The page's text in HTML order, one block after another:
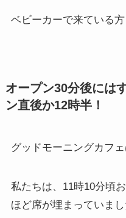
ベビーカーで来ている
オープン30分後には
ン直後か12時半！
グッドモーニングカフェ
私たちは、11時10分頃
ほど席が埋まっていまし